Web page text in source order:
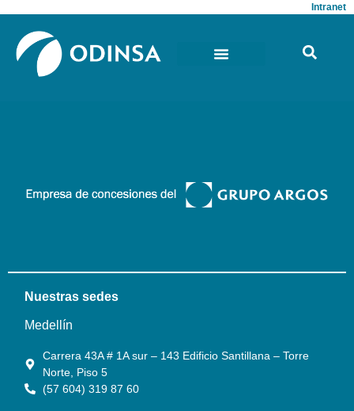
Intranet
Nuestras sedes
Medellín
Carrera 43A # 1A sur – 143 Edificio Santillana – Torre
Norte, Piso 5
(57 604) 319 87 60